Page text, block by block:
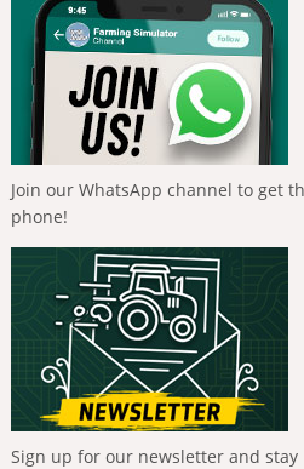
Join our WhatsApp channel to get
phone!
Sign up for our newsletter and stay